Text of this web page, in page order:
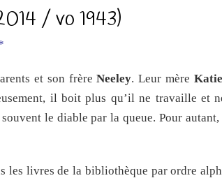
/ vo 1943)
et son frèreNeeley. Leur mère Katie
il boit plus qu’il ne travaille et
le diable par la queue. Pour
les livres de la bibliothèque par ordre